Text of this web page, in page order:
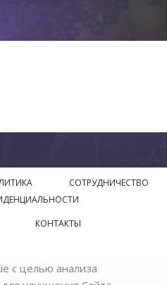
СОТРУДНИЧЕСТВО
КОНТАКТЫ
завода производителя
с целью анализа